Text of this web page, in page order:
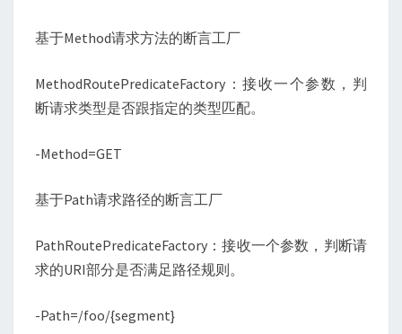
基于Method请求方法的断言工厂
MethodRoutePredicateFactory：接收一个参数，判
断请求类型是否跟指定的类型匹配。
-Method=GET
基于Path请求路径的断言工厂
PathRoutePredicateFactory：接收一个参数，判断请
求的URI部分是否满足路径规则。
-Path=/foo/{segment}